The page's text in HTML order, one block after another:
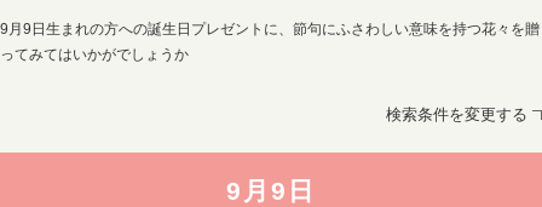
9月9日生まれの方への誕生日プレゼントに、節句にふさわしい意味を持つ花々を贈
ってみてはいかがでしょうか
検索条件を変更する
9月9日